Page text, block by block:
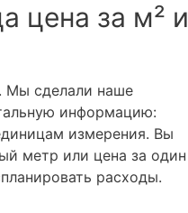
цена за м² и
Мы сделали наше
информацию:
измерения. Вы
метр или цена за один
расходы.